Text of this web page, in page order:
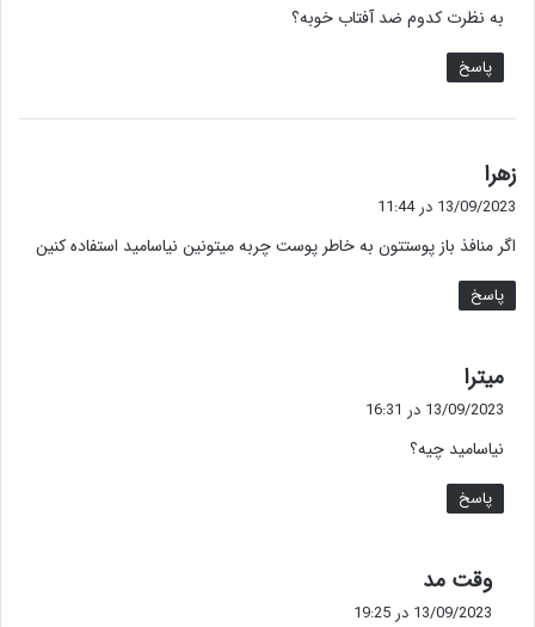
:
به نظرت کدوم ضد آفتاب خوبه؟
پاسخ
زهرا
ف
:
13/09/2023 در 11:44
اگر منافذ باز پوستتون به خاطر پوست چربه میتونین نیاسامید استفاده کنین
پاسخ
میترا
ف
:
13/09/2023 در 16:31
نیاسامید چیه؟
پاسخ
وقت مد
ف
13/09/2023 در 19:25